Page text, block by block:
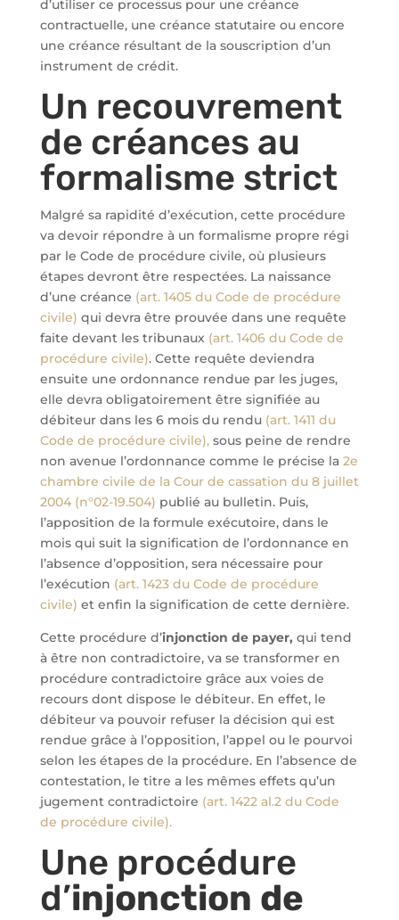
d’utiliser ce processus pour une créance
contractuelle, une créance statutaire ou encore
une créance résultant de la souscription d’un
instrument de crédit.
Un recouvrement
de créances au
formalisme strict
Malgré sa rapidité d’exécution, cette procédure
va devoir répondre à un formalisme propre régi
par le Code de procédure civile, où plusieurs
étapes devront être respectées. La naissance
d’une créance (art. 1405 du Code de procédure
civile) qui devra être prouvée dans une requête
faite devant les tribunaux (art. 1406 du Code de
procédure civile). Cette requête deviendra
ensuite une ordonnance rendue par les juges,
elle devra obligatoirement être signifiée au
débiteur dans les 6 mois du rendu (art. 1411 du
Code de procédure civile),sous peine de rendre
non avenue l’ordonnance comme le précise la 2e
chambre civile de la Cour de cassation du 8 juillet
2004 (n°02-19.504) publié au bulletin. Puis,
l’apposition de la formule exécutoire, dans le
mois qui suit la signification de l’ordonnance en
l’absence d’opposition, sera nécessaire pour
l’exécution (art. 1423 du Code de procédure
civile) et enfin la signification de cette dernière.
Cette procédure d’injonction de payer, qui tend
à être non contradictoire, va se transformer en
procédure contradictoire grâce aux voies de
recours dont dispose le débiteur. En effet, le
débiteur va pouvoir refuser la décision qui est
rendue grâce à l’opposition, l’appel ou le pourvoi
selon les étapes de la procédure. En l’absence de
contestation, le titre a les mêmes effets qu’un
jugement contradictoire (art. 1422 al.2 du Code
de procédure civile).
Une procédure
d’injonction de